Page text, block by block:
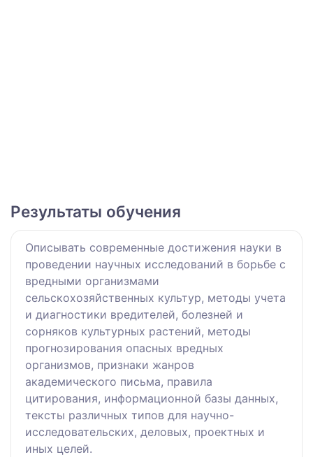
Результаты обучения
Описывать современные достижения науки в
проведении научных исследований в борьбе с
вредными организмами
сельскохозяйственных культур, методы учета
и диагностики вредителей, болезней и
сорняков культурных растений, методы
прогнозирования опасных вредных
организмов, признаки жанров
академического письма, правила
цитирования, информационной базы данных,
тексты различных типов для научно-
исследовательских, деловых, проектных и
иных целей.